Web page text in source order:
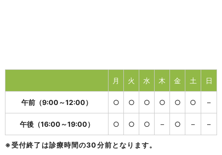
月 火 水 木 金 土 日
午前（9:00～12:00） ○ ○ ○ ○ ○ ○ –
午後（16:00～19:00） ○ ○ ○ – ○ – –
※受付終了は診療時間の30分前となります。